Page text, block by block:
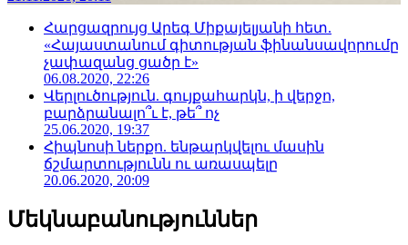
Հարցազրույց Արեգ Միքայելյանի հետ.
«Հայաստանում գիտության ֆինանսավորումը
չափազանց ցածր է»
06.08.2020, 22:26
Վերլուծություն. գույքահարկն, ի վերջո,
բարձրանալո՞ւ է, թե՞ ոչ
25.06.2020, 19:37
Հիպնոսի ներքո. ենթարկվելու մասին
ճշմարտությունն ու առասպելը
20.06.2020, 20:09
Մեկնաբանություններ